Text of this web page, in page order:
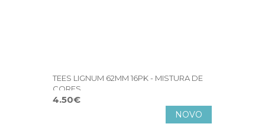
TEES LIGNUM 62MM 16PK - MISTURA DE
CORES
4.50€
NOVO